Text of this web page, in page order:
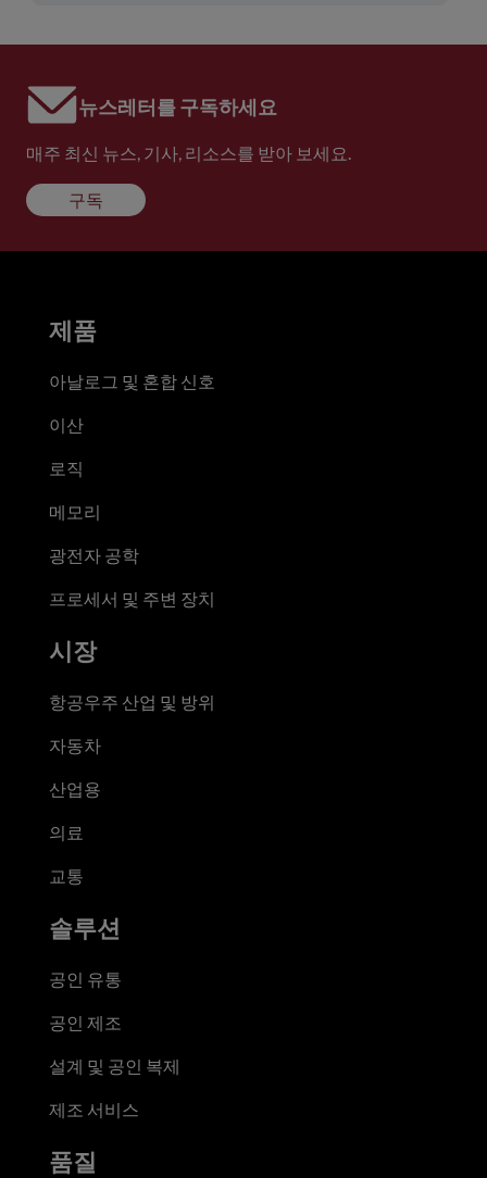
뉴스레터를 구독하세요
매주 최신 뉴스, 기사, 리소스를 받아 보세요.
구독
제품
아날로그 및 혼합 신호
이산
로직
메모리
광전자 공학
프로세서 및 주변 장치
시장
항공우주 산업 및 방위
자동차
산업용
의료
교통
솔루션
공인 유통
공인 제조
설계 및 공인 복제
제조 서비스
품질